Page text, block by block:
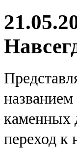
названием
каменных
переход к